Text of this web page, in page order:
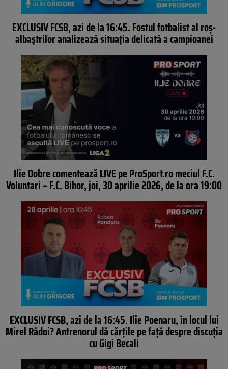
EXCLUSIV FCSB, azi de la 16:45. Fostul fotbalist al roș-
albaștrilor analizează situația delicată a campioanei
Ilie Dobre comentează LIVE pe ProSport.ro meciul F.C.
Voluntari – F.C. Bihor, joi, 30 aprilie 2026, de la ora 19:00
EXCLUSIV FCSB, azi de la 16:45. Ilie Poenaru, în locul lui
Mirel Rădoi? Antrenorul dă cărțile pe față despre discuția
cu Gigi Becali